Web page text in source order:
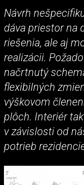
Návrh
dáva priestor na
riešenia, ale aj
realizácii.
načrtnutý
flexibilných
výškovom
plôch. Interiér
v závislosti od
potrieb